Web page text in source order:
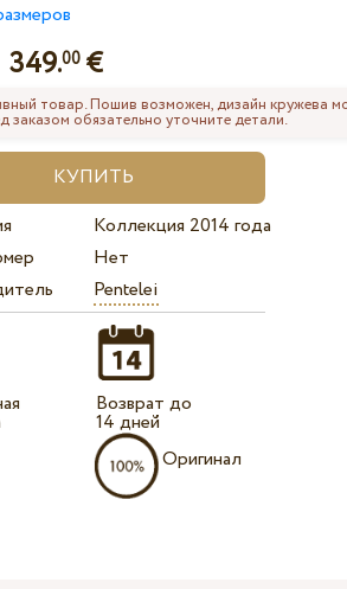
349.00 €
товар. Пошив возможен, дизайн кружева
заказом обязательно уточните детали.
Коллекция 2014 года
Нет
Pentelei
Возврат до
14 дней
Оригинал